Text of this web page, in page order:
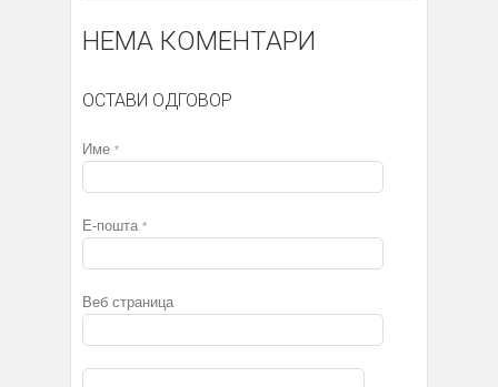
НЕМА КОМЕНТАРИ
ОСТАВИ ОДГОВОР
Име *
Е-пошта *
Веб страница